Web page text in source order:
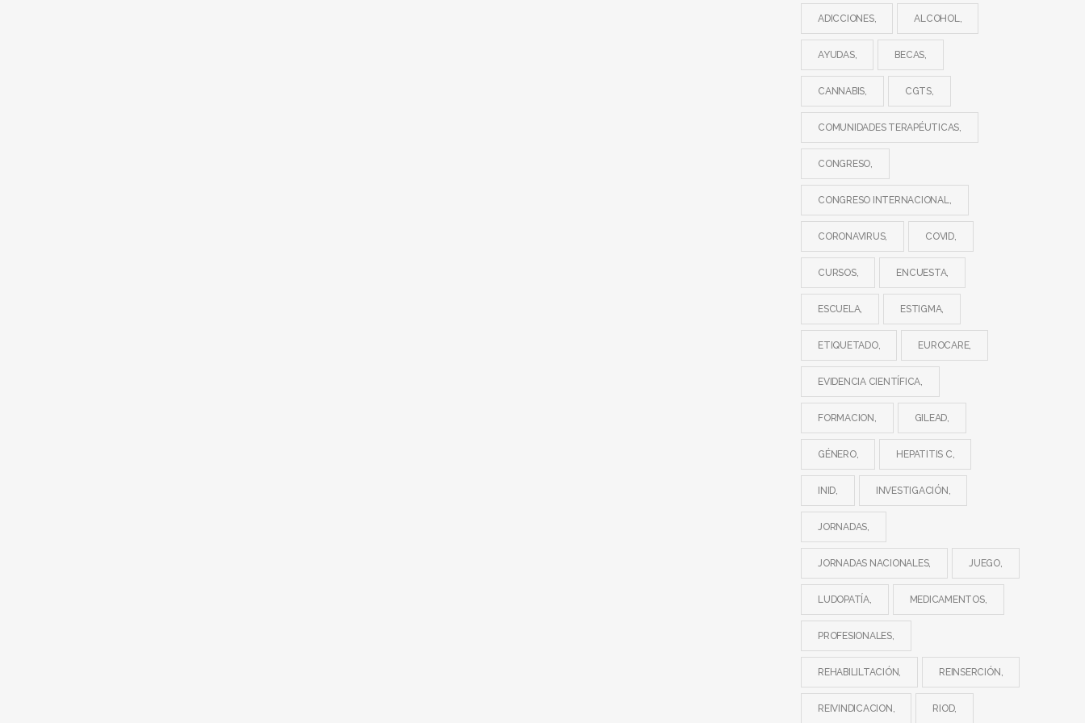
ADICCIONES ALCOHOL
AYUDAS BECAS
CANNABIS CGTS
COMUNIDADES TERAPÉUTICAS
CONGRESO
CONGRESO INTERNACIONAL
CORONAVIRUS COVID
CURSOS ENCUESTA
ESCUELA ESTIGMA
ETIQUETADO EUROCARE
EVIDENCIA CIENTÍFICA
FORMACION GILEAD
GÉNERO HEPATITIS C
INID INVESTIGACIÓN
JORNADAS
JORNADAS NACIONALES JUEGO
LUDOPATÍA MEDICAMENTOS
PROFESIONALES
REHABILILTACIÓN REINSERCIÓN
REIVINDICACION RIOD